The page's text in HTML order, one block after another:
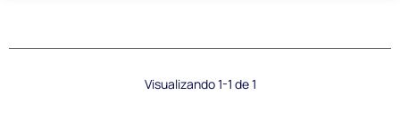
Visualizando 1-1 de 1